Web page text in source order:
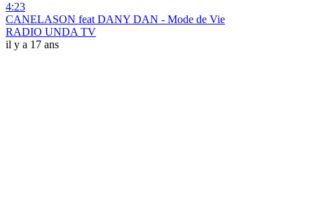
4:23
CANELASON feat DANY DAN - Mode de Vie
RADIO UNDA TV
il y a 17 ans